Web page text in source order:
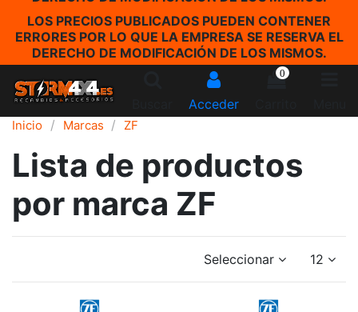
LOS PRECIOS PUBLICADOS PUEDEN CONTENER
ERRORES POR LO QUE LA EMPRESA SE RESERVA EL
DERECHO DE MODIFICACIÓN DE LOS MISMOS.
Acceder
0
Inicio Marcas ZF
Lista de productos
por marca ZF
Seleccionar 12